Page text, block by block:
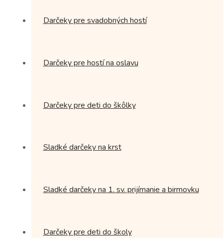
Darčeky pre svadobných hostí
Darčeky pre hostí na oslavu
Darčeky pre deti do škôlky
Sladké darčeky na krst
Sladké darčeky na 1. sv. prijímanie a birmovku
Darčeky pre deti do školy